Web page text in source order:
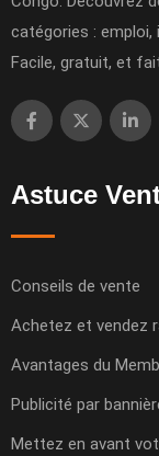
catégories : emploi,
Facile, gratuit, et
Astuce
Conseils de vente
Achetez et vendez
Avantages du
Publicité par
Mettez en avant